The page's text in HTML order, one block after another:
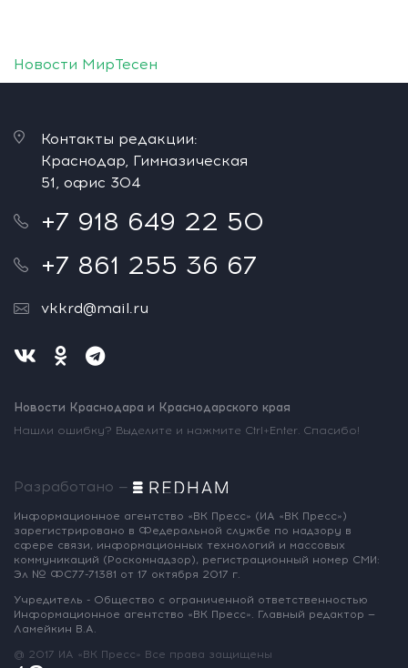
Новости МирТесен
Контакты редакции:
Краснодар, Гимназическая
51, офис 304
+7 918 649 22 50
+7 861 255 36 67
vkkrd@mail.ru
Новости Краснодара и Краснодарского края
Нашли ошибку? Выделите и нажмите Ctrl+Enter. Спасибо!
Разработано —
Информационное агентство «ВК Пресс» (ИА «ВК Пресс»)
зарегистрировано в Федеральной службе по надзору в
сфере связи, информационных технологий и массовых
коммуникаций (Роскомнадзор), регистрационный номер СМИ:
Эл № ФС77-71381 от 17 октября 2017 г.
Учредитель - Общество с ограниченной ответственностью
Информационное агентство «ВК Пресс». Главный редактор —
Ламейкин В.А.
@ 2017 ИА «ВК Пресс» Все права защищены